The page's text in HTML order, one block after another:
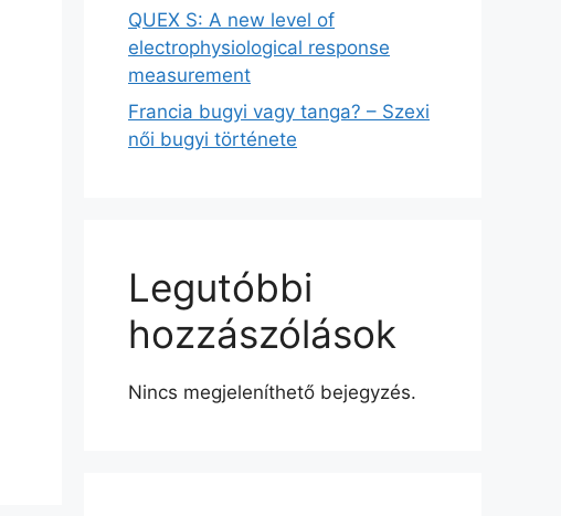
QUEX S: A new level of
electrophysiological response
measurement
Francia bugyi vagy tanga? – Szexi
női bugyi története
Legutóbbi
hozzászólások
Nincs megjeleníthető bejegyzés.